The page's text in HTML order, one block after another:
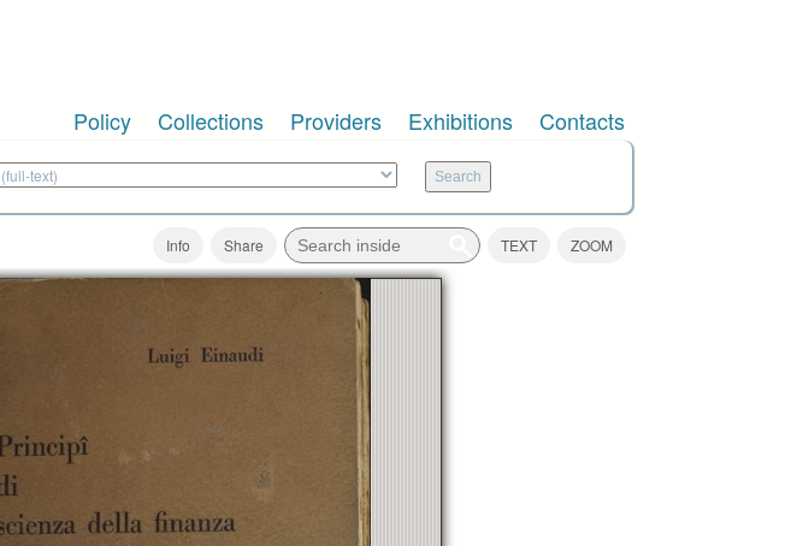
Policy Collections Providers Exhibitions Contacts
Info Share TEXT ZOOM